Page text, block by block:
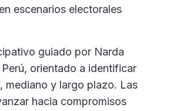
escenarios electorales
guiado por Narda
orientado a identificar
mediano y largo plazo. Las
hacia compromisos